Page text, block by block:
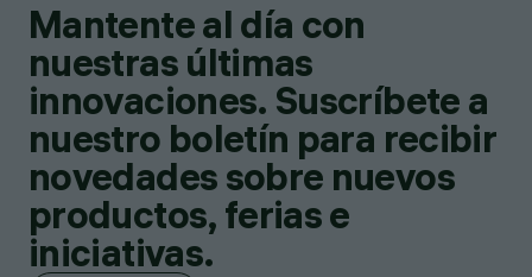
Mantente al día con
nuestras últimas
innovaciones. Suscríbete a
nuestro boletín para recibir
novedades sobre nuevos
productos, ferias e
iniciativas.